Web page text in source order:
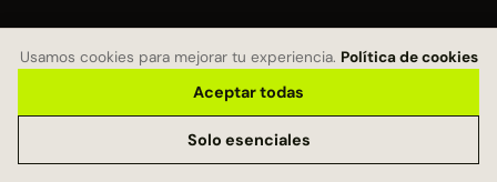
El debate entre arte y entretenimiento
La discusión sobre si los videojuegos constituyen
arte sigue vigente. Críticos como Roger Ebert
argumentaban que «jamás podrían ser arte»,
Usamos cookies para mejorar tu experiencia. Política de cookies
Aceptar todas
Solo esenciales